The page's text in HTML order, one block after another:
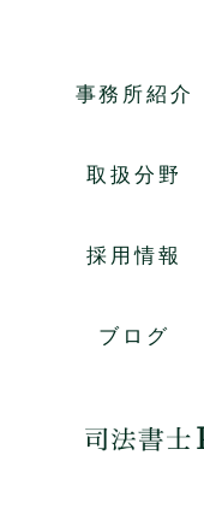
事務所紹介
取扱分野
採用情報
ブログ